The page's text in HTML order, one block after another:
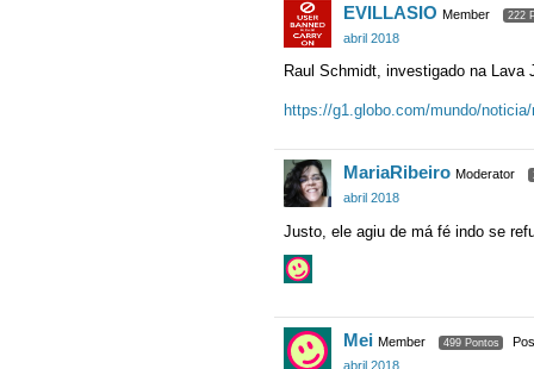
EVILLASIO Member 222
abril 2018
Raul Schmidt, investigado na
https://g1.globo.com/mundo/
MariaRibeiro Moderator
abril 2018
Justo, ele agiu de má fé indo se
Mei Member 499 Pontos
abril 2018